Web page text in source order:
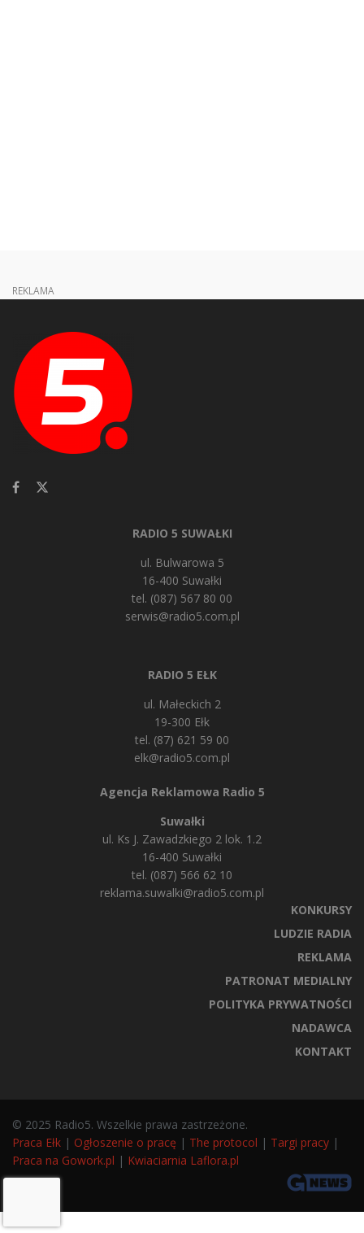
REKLAMA
RADIO 5 SUWAŁKI
ul. Bulwarowa 5
16-400 Suwałki
tel. (087) 567 80 00
serwis@radio5.com.pl
RADIO 5 EŁK
ul. Małeckich 2
19-300 Ełk
tel. (87) 621 59 00
elk@radio5.com.pl
Agencja Reklamowa Radio 5
Suwałki
ul. Ks J. Zawadzkiego 2 lok. 1.2
16-400 Suwałki
tel. (087) 566 62 10
reklama.suwalki@radio5.com.pl
KONKURSY
LUDZIE RADIA
REKLAMA
PATRONAT MEDIALNY
POLITYKA PRYWATNOŚCI
NADAWCA
KONTAKT
© 2025 Radio5. Wszelkie prawa zastrzeżone.
Praca Ełk | Ogłoszenie o pracę | The protocol | Targi pracy |
Praca na Gowork.pl | Kwiaciarnia Laflora.pl